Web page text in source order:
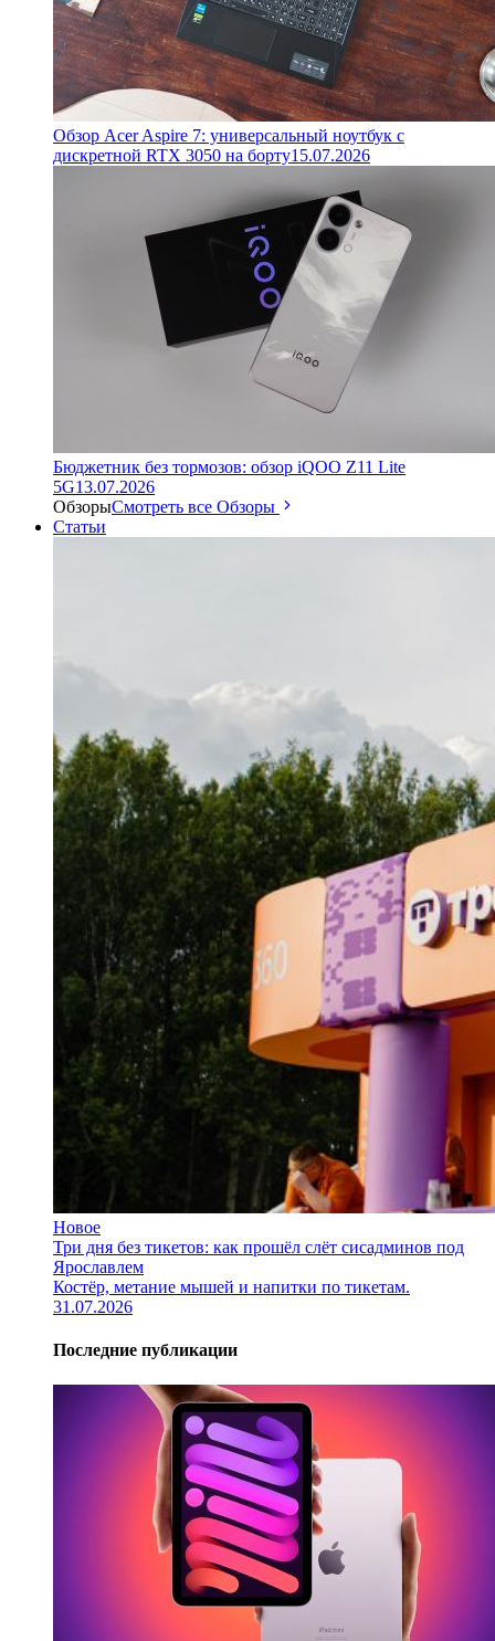
Обзор Acer Aspire 7: универсальный ноутбук с
дискретной RTX 3050 на борту15.07.2026
Бюджетник без тормозов: обзор iQOO Z11 Lite
5G13.07.2026
ОбзорыСмотреть все Обзоры
Статьи
Новое
Три дня без тикетов: как прошёл слёт сисадминов под
Ярославлем
Костёр, метание мышей и напитки по тикетам.
31.07.2026
Последние публикации